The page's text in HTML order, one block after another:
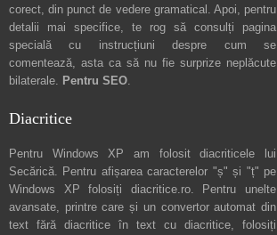
corect, din punct de vedere gramatical. Apoi, pentru
detalii mai specifice, te rog să consulți pagina
specială cu instrucțiuni despre cum se
comentează, asta ca să nu fie surprize neplăcute
bilaterale. Pentru SEO.
Diacritice
Pentru Windows XP am folosit diacriticele lui
Secărică. Pentru afișarea caracterelor "ș" și "ț" pe
Windows XP folosiți diacritice.ro. Pentru unelte
avansate, printre care și un convertor automat din
text fără diacritice în text cu diacritice, folosiți